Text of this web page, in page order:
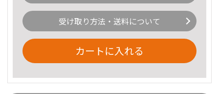
受け取り方法・送料について
カートに入れる